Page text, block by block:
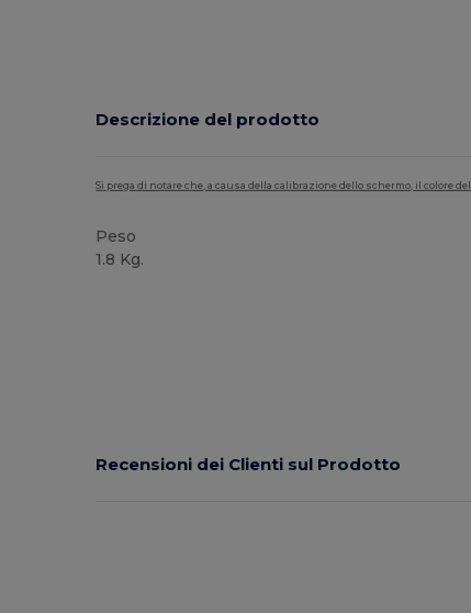
Descrizione del prodotto
Si prega di notare che, a causa della calibrazione dello schermo, il colore
Peso
1.8 Kg.
Recensioni dei Clienti sul Prodotto